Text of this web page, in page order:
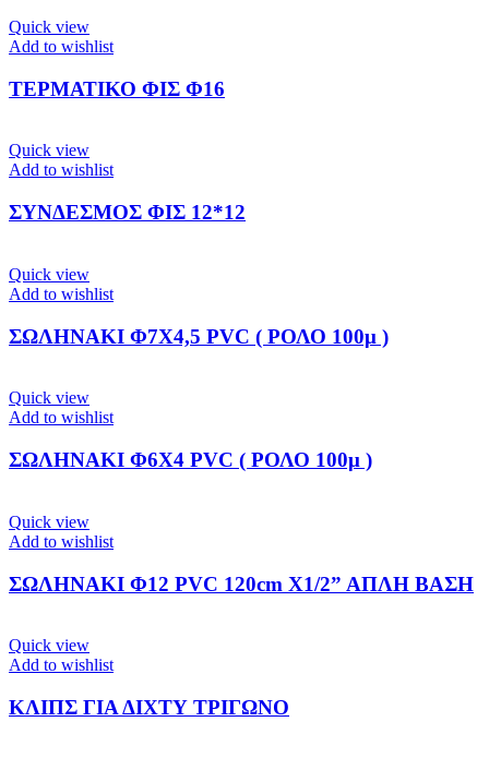
Quick view
Add to wishlist
ΤΕΡΜΑΤΙΚΟ ΦΙΣ Φ16
Quick view
Add to wishlist
ΣΥΝΔΕΣΜΟΣ ΦΙΣ 12*12
Quick view
Add to wishlist
ΣΩΛΗΝΑΚΙ Φ7Χ4,5 PVC ( ΡΟΛΟ 100μ )
Quick view
Add to wishlist
ΣΩΛΗΝΑΚΙ Φ6Χ4 PVC ( ΡΟΛΟ 100μ )
Quick view
Add to wishlist
ΣΩΛΗΝΑΚΙ Φ12 PVC 120cm Χ1/2” ΑΠΛΗ ΒΑΣΗ
Quick view
Add to wishlist
ΚΛΙΠΣ ΓΙΑ ΔΙΧΤΥ ΤΡΙΓΩΝΟ